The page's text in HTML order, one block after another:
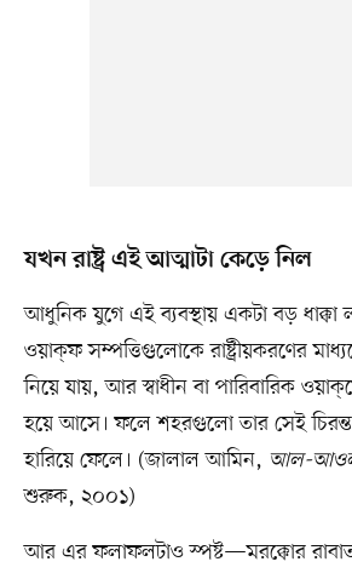
যখন রাষ্ট্র এই আত্মাটা কেড়ে নিল
আধুনিক যুগে এই ব্যবস্থায় একটা বড় ধাক্কা
ওয়াক্‌ফ সম্পত্তিগুলোকে রাষ্ট্রীয়করণের
নিয়ে যায়, আর স্বাধীন বা পারিবারিক
হয়ে আসে। ফলে শহরগুলো তার সেই
হারিয়ে ফেলে। (জালাল আমিন, আল-
শুরুক, ২০০১)
আর এর ফলাফলটাও স্পষ্ট—মরক্কোর